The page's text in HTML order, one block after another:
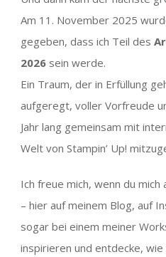
Am 11. November 2025
gegeben, dass ich Teil des
2026 sein werde.
Ein Traum, der in Erfüllung
aufgeregt, voller Vorfreude
Jahr lang gemeinsam mit
Welt von Stampin’ Up!
Ich freue mich, wenn du
– hier auf meinem Blog, auf
sogar bei einem meiner
inspirieren und entdecke,